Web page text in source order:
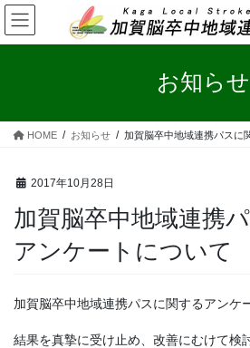
コ
ン
テ
ス
ナ
ビ
ゲ
ン
お知らせ
HOME お知らせ 加賀脳卒中地域連携パスに
2017年10月28日
加賀脳卒中地域連携
アンケートについて
加賀脳卒中地域連携パスに関するアンケ
結果を真摯に受け止め、改善にむけて検